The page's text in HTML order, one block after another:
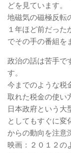
どを見ています。
地磁気の磁極反転
１年ほど前だっ
でその手の番組を
政治の話は苦手で
す。
今までのような税
取れた税金の使い
日本政府という大
としてもすぐに変
からの動向を注意
映画：２０１２の